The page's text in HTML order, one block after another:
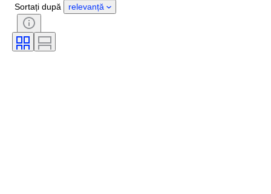
Limbă
Culoare
Montura lentilelor
Tip Dispozitiv de înregistrare video
Sortați după relevanță